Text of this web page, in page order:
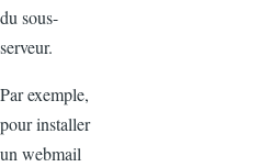
du sous-
serveur.
Par exemple,
pour installer
un webmail